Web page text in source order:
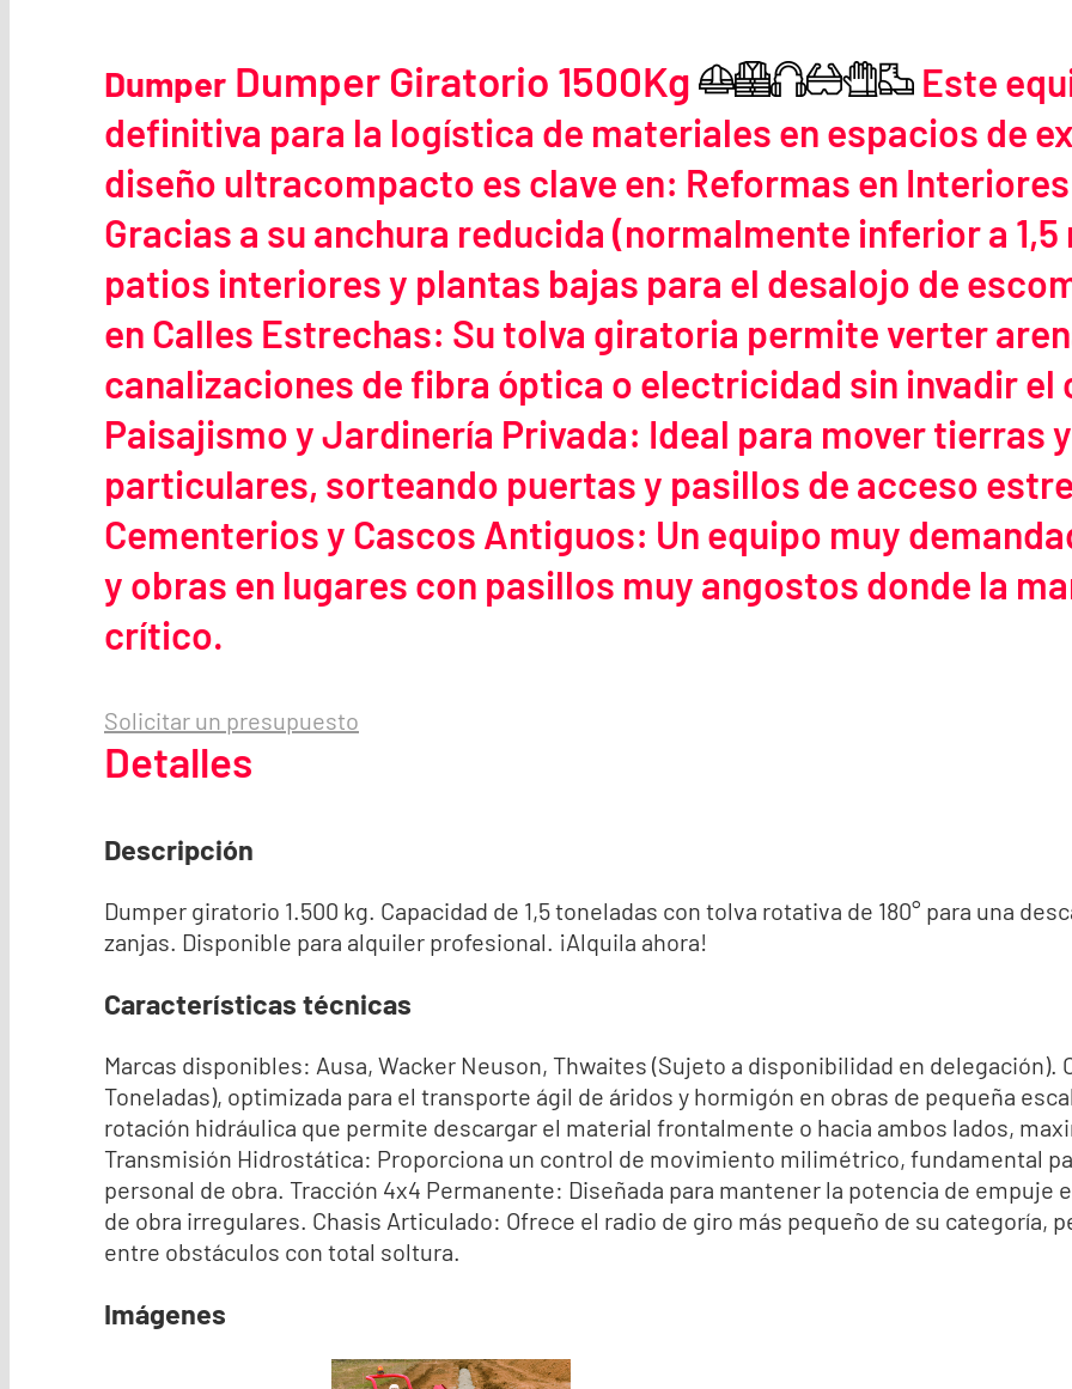
Dumper Dumper Giratorio 1500Kg
Este
definitiva para la logística de materiales en espacios de
diseño ultracompacto es clave en: Reformas en
Gracias a su anchura reducida (normalmente inferior a 1,5
patios interiores y plantas bajas para el desalojo de
en Calles Estrechas: Su tolva giratoria permite verter
canalizaciones de fibra óptica o electricidad sin invadir
Paisajismo y Jardinería Privada: Ideal para mover tierras
particulares, sorteando puertas y pasillos de acceso
Cementerios y Cascos Antiguos: Un equipo muy
y obras en lugares con pasillos muy angostos donde la
crítico.
Solicitar un presupuesto
Detalles
Descripción
Dumper giratorio 1.500 kg. Capacidad de 1,5 toneladas con tolva rotativa de 180° para una
zanjas. Disponible para alquiler profesional. ¡Alquila ahora!
Características técnicas
Marcas disponibles: Ausa, Wacker Neuson, Thwaites (Sujeto a disponibilidad en delegación).
Toneladas), optimizada para el transporte ágil de áridos y hormigón en obras de pequeña
rotación hidráulica que permite descargar el material frontalmente o hacia ambos lados,
Transmisión Hidrostática: Proporciona un control de movimiento milimétrico, fundamental
personal de obra. Tracción 4x4 Permanente: Diseñada para mantener la potencia de
de obra irregulares. Chasis Articulado: Ofrece el radio de giro más pequeño de su categoría,
entre obstáculos con total soltura.
Imágenes